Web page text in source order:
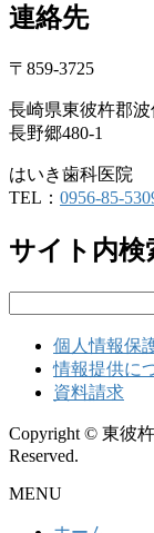
連絡先
〒859-3725
長崎県東彼杵郡
長野郷480-1
はいき歯科医院
TEL： 0956-85-
サイト内検
個人情報保
情報提供に
資料請求
Copyright © 東彼
Reserved.
MENU